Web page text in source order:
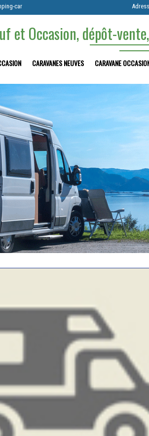
car
et Occasion, dépôt-
CARAVANES NEUVES CARAVANE